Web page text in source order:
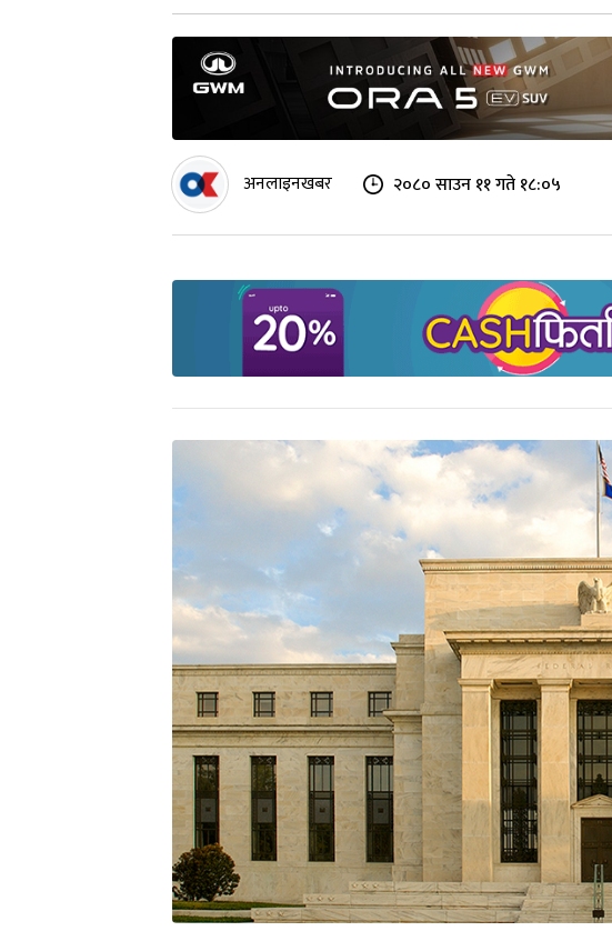
अनलाइनखबर २०८० साउन ११ गते १८:०५